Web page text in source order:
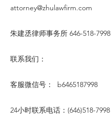
attorney@zhulawfirm.com
朱建丞律师事务所 646-518-7998
联系我们：
客服微信号： b6465187998
24小时联系电话：(646)518-7998